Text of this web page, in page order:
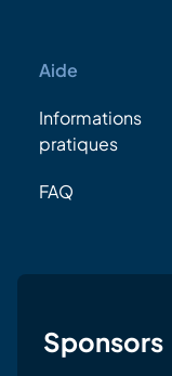
Aide
Informations
pratiques
FAQ
Sponsors